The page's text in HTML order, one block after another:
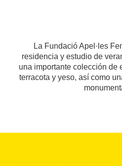
La Fundació Apel·les
residencia y estudio de
una importante colección de
terracota y yeso, así como